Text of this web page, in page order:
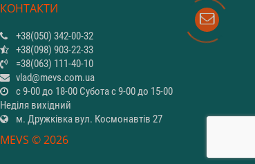
КОНТАКТИ
+38(050) 342-00-32
+38(098) 903-22-33
=38(063) 111-40-10
vlad@mevs.com.ua
с 9-00 до 18-00 Субота с 9-00 до 15-00
Неділя вихідний
м. Дружківка вул. Космонавтів 27
MEVS © 2026